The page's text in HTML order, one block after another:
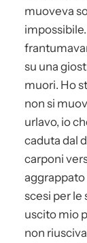
muoveva
su una
muori. Ho
non si
urlavo, io
caduta dal
carponi
aggrappato
scesi per le
uscito mio
non